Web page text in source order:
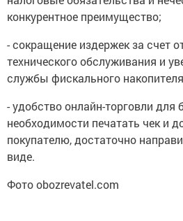
конкурентное преимущество;
- сокращение издержек за счет
технического обслуживания и
службы фискального
- удобство онлайн-торговли для
необходимости печатать чек и
покупателю, достаточно
виде.
Фото obozrevatel.com